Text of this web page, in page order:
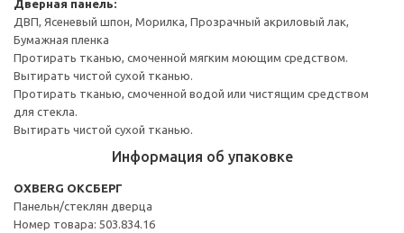
Дверная панель:
ДВП, Ясеневый шпон, Морилка, Прозрачный акриловый лак,
Бумажная пленка
Протирать тканью, смоченной мягким моющим средством.
Вытирать чистой сухой тканью.
Протирать тканью, смоченной водой или чистящим средством
для стекла.
Вытирать чистой сухой тканью.
Информация об упаковке
OXBERG ОКСБЕРГ
Панельн/стеклян дверца
Номер товара: 503.834.16